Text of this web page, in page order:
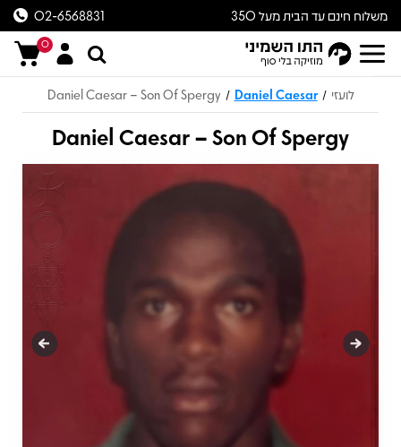
משלוח חינם עד הבית מעל 350
ש״ח
02-6568831
0
לועזי /
Daniel Caesar
/
Daniel Caesar – Son Of Spergy
Daniel Caesar – Son Of Spergy